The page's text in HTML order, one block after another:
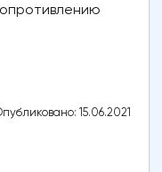
15.06.2021